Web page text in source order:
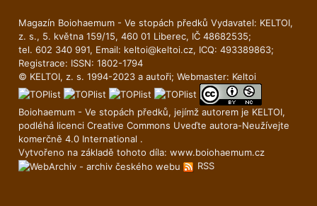
Magazín Boiohaemum - Ve stopách předků Vydavatel: KELTOI,
z. s., 5. května 159/15, 460 01 Liberec, IČ 48682535;
tel. 602 340 991, Email: keltoi@keltoi.cz, ICQ: 493389863;
Registrace: ISSN: 1802-1794
© KELTOI, z. s. 1994-2023 a autoři; Webmaster: Keltoi
Boiohaemum - Ve stopách předků, jejímž autorem je KELTOI,
podléhá licenci Creative Commons Uveďte autora-Neuží­vejte
komerčně 4.0 International .
Vytvořeno na základě tohoto díla: www.boiohaemum.cz
RSS